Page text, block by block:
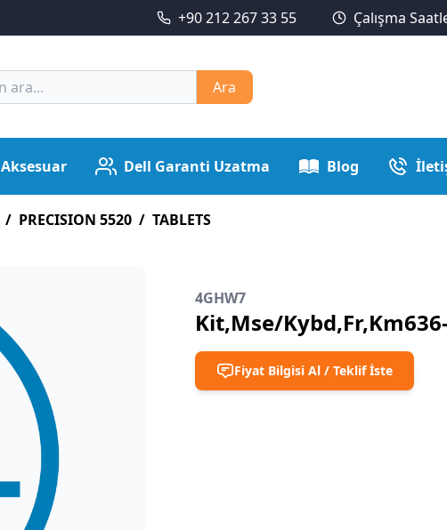
+90 212 267 33 55 Çalışma
Ara
Aksesuar Dell Garanti Uzatma Blog
/ PRECISION 5520 / TABLETS
4GHW7
Kit,Mse/
Fiyat Bilgisi Al / Teklif İste